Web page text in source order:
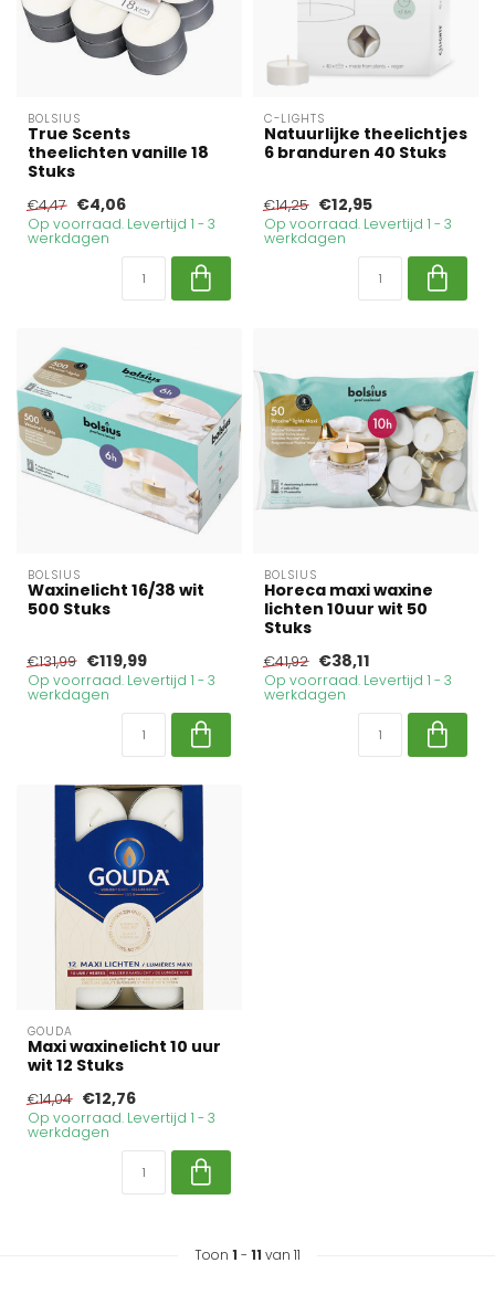
BOLSIUS
True Scents
theelichten vanille 18
Stuks
€4,47 €4,06
Op voorraad. Levertijd 1 - 3
werkdagen
C-LIGHTS
Natuurlijke theelichtjes
6 branduren 40 Stuks
€14,25 €12,95
Op voorraad. Levertijd 1 - 3
werkdagen
BOLSIUS
Waxinelicht 16/38 wit
500 Stuks
€131,99 €119,99
Op voorraad. Levertijd 1 - 3
werkdagen
BOLSIUS
Horeca maxi waxine
lichten 10uur wit 50
Stuks
€41,92 €38,11
Op voorraad. Levertijd 1 - 3
werkdagen
GOUDA
Maxi waxinelicht 10 uur
wit 12 Stuks
€14,04 €12,76
Op voorraad. Levertijd 1 - 3
werkdagen
Toon 1 - 11 van 11